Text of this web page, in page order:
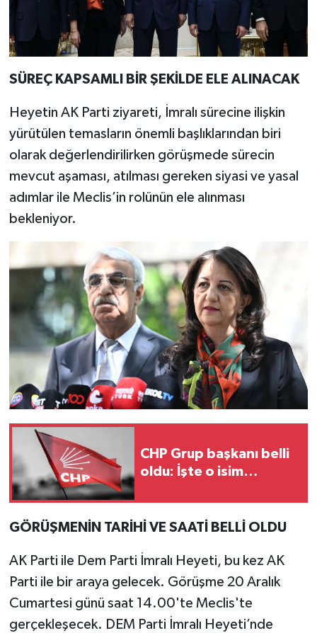
SÜREÇ KAPSAMLI BİR ŞEKİLDE ELE ALINACAK
Heyetin AK Parti ziyareti, İmralı sürecine ilişkin
yürütülen temasların önemli başlıklarından biri
olarak değerlendirilirken görüşmede sürecin
mevcut aşaması, atılması gereken siyasi ve yasal
adımlar ile Meclis’in rolünün ele alınması
bekleniyor.
CHP Grup başkanı belli
oldu: İşte o isim…
GÖRÜŞMENİN TARİHİ VE SAATİ BELLİ OLDU
AK Parti ile Dem Parti İmralı Heyeti, bu kez AK
Parti ile bir araya gelecek. Görüşme 20 Aralık
Cumartesi günü saat 14.00'te Meclis'te
gerçekleşecek. DEM Parti İmralı Heyeti’nde